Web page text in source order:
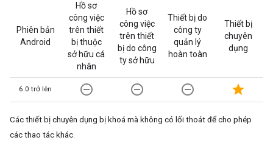
Phiên bản
Android
Hồ sơ
công việc
trên thiết
bị thuộc
sở hữu cá
nhân
Hồ sơ
công việc
trên thiết
bị do công
ty sở hữu
Thiết bị do
công ty
quản lý
hoàn toàn
Thiết bị
chuyên
dụng
6.0 trở lên remove_circle_outline remove_circle_outline remove_circle_outline star
Các thiết bị chuyên dụng bị khoá mà không có lối thoát để cho phép
các thao tác khác.